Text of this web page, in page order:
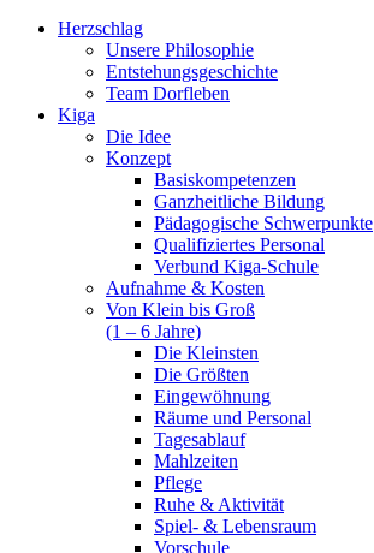
Herzschlag
Unsere Philosophie
Entstehungsgeschichte
Team Dorfleben
Kiga
Die Idee
Konzept
Basiskompetenzen
Ganzheitliche Bildung
Pädagogische Schwerpunkte
Qualifiziertes Personal
Verbund Kiga-Schule
Aufnahme & Kosten
Von Klein bis Groß
(1 – 6 Jahre)
Die Kleinsten
Die Größten
Eingewöhnung
Räume und Personal
Tagesablauf
Mahlzeiten
Pflege
Ruhe & Aktivität
Spiel- & Lebensraum
Vorschule